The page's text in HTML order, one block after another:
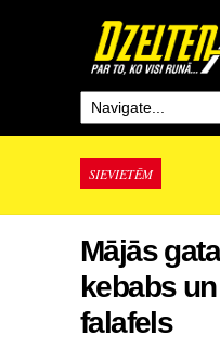
SIEVIETĒM
Mājās
kebabs
falafels